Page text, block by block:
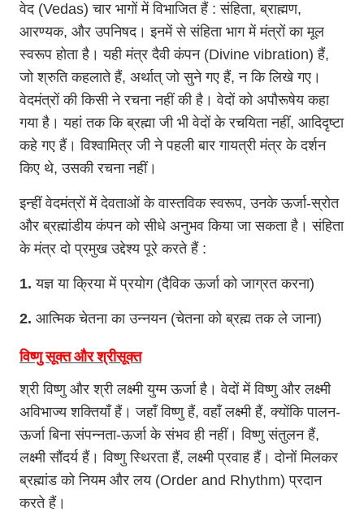
वेद (Vedas) चार भागों में विभाजित हैं : संहिता, ब्राह्मण,
आरण्यक, और उपनिषद। इनमें से संहिता भाग में मंत्रों का मूल
स्वरूप होता है। यही मंत्र दैवी कंपन (Divine vibration) हैं,
जो श्रुति कहलाते हैं, अर्थात् जो सुने गए हैं, न कि लिखे गए।
वेदमंत्रों की किसी ने रचना नहीं की है। वेदों को अपौरूषेय कहा
गया है। यहां तक कि ब्रह्मा जी भी वेदों के रचयिता नहीं, आदिदृष्टा
कहे गए हैं। विश्वामित्र जी ने पहली बार गायत्री मंत्र के दर्शन
किए थे, उसकी रचना नहीं।
इन्हीं वेदमंत्रों में देवताओं के वास्तविक स्वरूप, उनके ऊर्जा-स्रोत
और ब्रह्मांडीय कंपन को सीधे अनुभव किया जा सकता है। संहिता
के मंत्र दो प्रमुख उद्देश्य पूरे करते हैं :
1. यज्ञ या क्रिया में प्रयोग (दैविक ऊर्जा को जाग्रत करना)
2. आत्मिक चेतना का उन्नयन (चेतना को ब्रह्म तक ले जाना)
विष्णु सूक्त और श्रीसूक्त
श्री विष्णु और श्री लक्ष्मी युग्म ऊर्जा है। वेदों में विष्णु और लक्ष्मी
अविभाज्य शक्तियाँ हैं। जहाँ विष्णु हैं, वहाँ लक्ष्मी हैं, क्योंकि पालन-
ऊर्जा बिना संपन्नता-ऊर्जा के संभव ही नहीं। विष्णु संतुलन हैं,
लक्ष्मी सौंदर्य हैं। विष्णु स्थिरता हैं, लक्ष्मी प्रवाह हैं। दोनों मिलकर
ब्रह्मांड को नियम और लय (Order and Rhythm) प्रदान
करते हैं।